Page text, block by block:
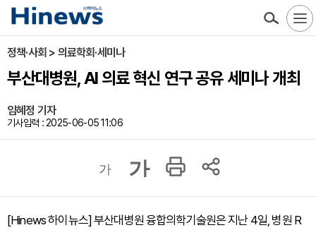
정책·사회 > 의료학회·세미나
부산대병원, AI 의료 혁신 연구 공유 세미나 개최
임혜정 기자
기사입력 : 2025-06-05 11:06
가 가
[Hinews 하이뉴스] 부산대병원 융합의학기술원은 지난 4일, 병원 R